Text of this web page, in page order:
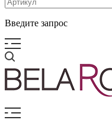
Введите запрос